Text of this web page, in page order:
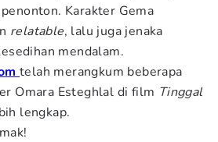
Karakter Gema
relatable, lalu juga jenaka
mendalam.
telah merangkum beberapa
Omara Esteghlal di film Tinggal
lengkap.